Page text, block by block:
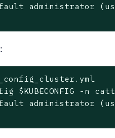
administrator
$KUBECONFIG -n
administrator